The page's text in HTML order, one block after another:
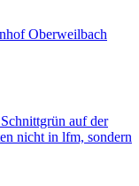
Oberweilbach
auf der
nicht in lfm, sondern